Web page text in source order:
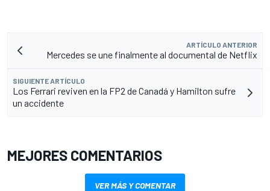
ARTÍCULO ANTERIOR
Mercedes se une finalmente al documental de Netflix
SIGUIENTE ARTÍCULO
Los Ferrari reviven en la FP2 de Canadá y Hamilton sufre
un accidente
MEJORES COMENTARIOS
VER MÁS Y COMENTAR